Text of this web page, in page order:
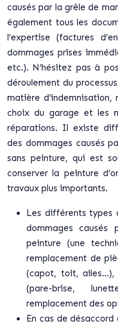
causés par la grêle de
également tous les
l’expertise (factures
dommages prises
etc.). N’hésitez pas à
déroulement du
matière
choix du garage et les
réparations. Il existe
des dommages causés
sans peinture, qui est
conserver la peinture
travaux plus importants.
Les différents types
dommages causés
peinture (une
remplacement de
(capot, toit, ailes…),
(pare-brise,
remplacement des
En cas de désaccord